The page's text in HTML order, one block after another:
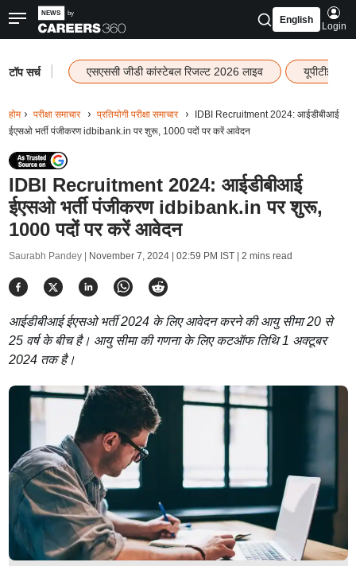
English
Login
टॉप सर्च एसएससी जीडी कांस्टेबल रिजल्ट 2026 लाइव यूपीटीईटी
होम परीक्षा समाचार प्रतियोगी परीक्षा समाचार
IDBI Recruitment 2024: आईडीबीआई
ईएसओ भर्ती पंजीकरण idbibank.in पर शुरू, 1000 पदों पर करें आवेदन
IDBI Recruitment 2024: आईडीबीआई
ईएसओ भर्ती पंजीकरण idbibank.in पर शुरू,
1000 पदों पर करें आवेदन
Saurabh Pandey | November 7, 2024 | 02:59 PM IST| 2 mins read
आईडीबीआई ईएसओ भर्ती 2024 के लिए आवेदन करने की आयु सीमा 20 से
25 वर्ष के बीच है। आयु सीमा की गणना के लिए कटऑफ तिथि 1 अक्टूबर
2024 तक है।